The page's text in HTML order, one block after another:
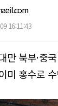
16:11:43
만 북부·중
미 홍수로